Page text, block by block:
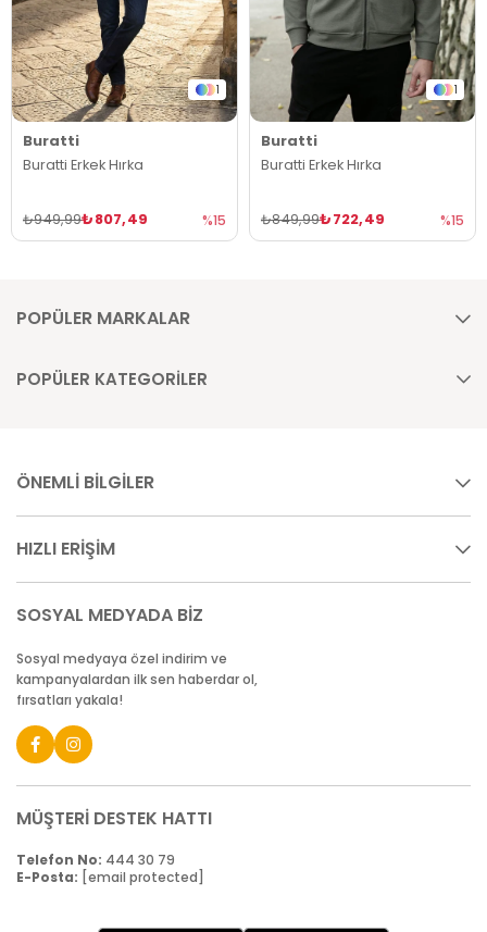
1
Buratti
Buratti Erkek Hırka
₺807,49
₺949,99 %15
1
Buratti
Buratti Erkek Hırka
₺722,49
₺849,99 %15
POPÜLER MARKALAR
POPÜLER KATEGORİLER
ÖNEMLİ BİLGİLER
HIZLI ERİŞİM
SOSYAL MEDYADA BİZ
Sosyal medyaya özel indirim ve
kampanyalardan ilk sen haberdar ol,
fırsatları yakala!
MÜŞTERİ DESTEK HATTI
Telefon No: 444 30 79
E-Posta: [email protected]